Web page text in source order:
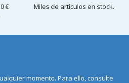
€
Miles de artículos en stock.
momento. Para ello, consulte